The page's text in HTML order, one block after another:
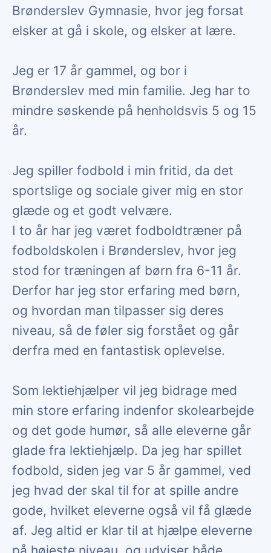
Brønderslev Gymnasie, hvor jeg forsat
elsker at gå i skole, og elsker at lære.
Jeg er 17 år gammel, og bor i
Brønderslev med min familie. Jeg har to
mindre søskende på henholdsvis 5 og 15
år.
Jeg spiller fodbold i min fritid, da det
sportslige og sociale giver mig en stor
glæde og et godt velvære.
I to år har jeg været fodboldtræner på
fodboldskolen i Brønderslev, hvor jeg
stod for træningen af børn fra 6-11 år.
Derfor har jeg stor erfaring med børn,
og hvordan man tilpasser sig deres
niveau, så de føler sig forstået og går
derfra med en fantastisk oplevelse.
Som lektiehjælper vil jeg bidrage med
min store erfaring indenfor skolearbejde
og det gode humør, så alle eleverne går
glade fra lektiehjælp. Da jeg har spillet
fodbold, siden jeg var 5 år gammel, ved
jeg hvad der skal til for at spille andre
gode, hvilket eleverne også vil få glæde
af. Jeg altid er klar til at hjælpe eleverne